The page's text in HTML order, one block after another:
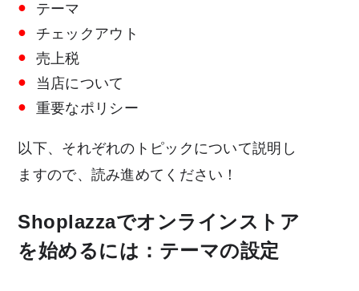
テーマ
チェックアウト
売上税
当店について
重要なポリシー
以下、それぞれのトピックについて説明し
ますので、読み進めてください！
Shoplazzaでオンラインストア
を始めるには：テーマの設定